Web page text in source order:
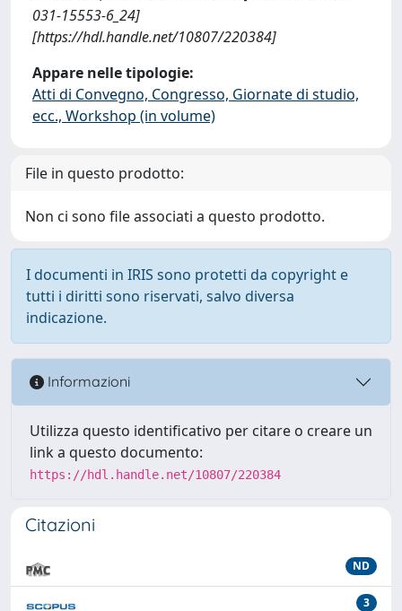
031-15553-6_24]
[https://hdl.handle.net/10807/220384]
Appare nelle tipologie:
Atti di Convegno, Congresso, Giornate di studio,
ecc., Workshop (in volume)
File in questo prodotto:
Non ci sono file associati a questo prodotto.
I documenti in IRIS sono protetti da copyright e
tutti i diritti sono riservati, salvo diversa
indicazione.
Informazioni
Utilizza questo identificativo per citare o creare un
link a questo documento:
https://hdl.handle.net/10807/220384
Citazioni
ND
3